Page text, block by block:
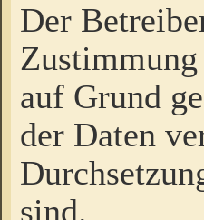
Der
auf Grund
der Daten
sind.